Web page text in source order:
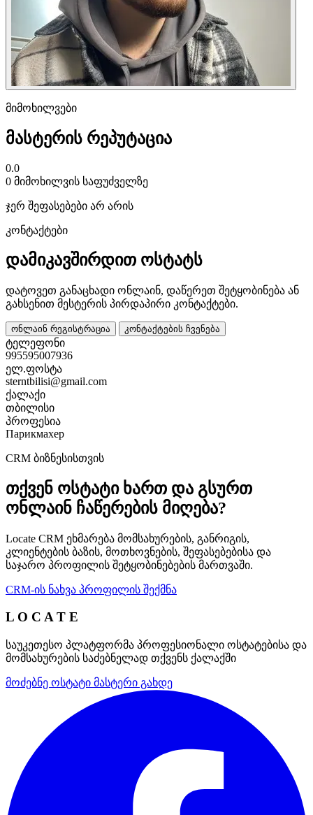
მიმოხილვები
მასტერის რეპუტაცია
0.0
0 მიმოხილვის საფუძველზე
ჯერ შეფასებები არ არის
კონტაქტები
დამიკავშირდით ოსტატს
დატოვეთ განაცხადი ონლაინ, დაწერეთ შეტყობინება ან
გახსენით მესტერის პირდაპირი კონტაქტები.
ონლაინ რეგისტრაცია კონტაქტების ჩვენება
ტელეფონი
995595007936
ელ.ფოსტა
sterntbilisi@gmail.com
ქალაქი
თბილისი
პროფესია
Парикмахер
CRM ბიზნესისთვის
თქვენ ოსტატი ხართ და გსურთ
ონლაინ ჩაწერების მიღება?
Locate CRM ეხმარება მომსახურების, განრიგის,
კლიენტების ბაზის, მოთხოვნების, შეფასებებისა და
საჯარო პროფილის შეტყობინებების მართვაში.
CRM-ის ნახვა პროფილის შექმნა
L O C A T E
საუკეთესო პლატფორმა პროფესიონალი ოსტატებისა და
მომსახურების საძებნელად თქვენს ქალაქში
მოძებნე ოსტატი მასტერი გახდე